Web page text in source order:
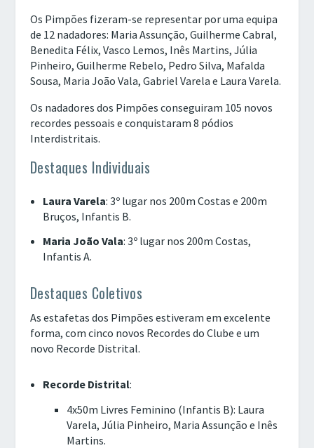
Os Pimpões fizeram-se representar por uma equipa
de 12 nadadores: Maria Assunção, Guilherme Cabral,
Benedita Félix, Vasco Lemos, Inês Martins, Júlia
Pinheiro, Guilherme Rebelo, Pedro Silva, Mafalda
Sousa, Maria João Vala, Gabriel Varela e Laura Varela.
Os nadadores dos Pimpões conseguiram 105 novos
recordes pessoais e conquistaram 8 pódios
Interdistritais.
Destaques Individuais
Laura Varela: 3º lugar nos 200m Costas e 200m
Bruços, Infantis B.
Maria João Vala: 3º lugar nos 200m Costas,
Infantis A.
Destaques Coletivos
As estafetas dos Pimpões estiveram em excelente
forma, com cinco novos Recordes do Clube e um
novo Recorde Distrital.
Recorde Distrital:
4x50m Livres Feminino (Infantis B): Laura
Varela, Júlia Pinheiro, Maria Assunção e Inês
Martins.